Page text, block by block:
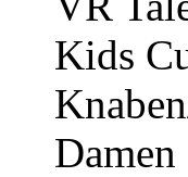
Kids